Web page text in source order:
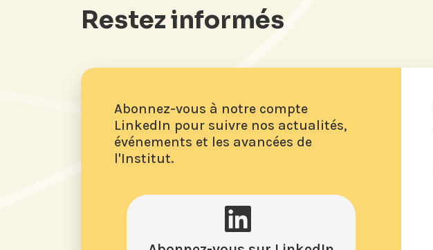
Restez informés
Abonnez-vous à notre compte
LinkedIn pour suivre nos actualités,
événements et les avancées de
l'Institut.